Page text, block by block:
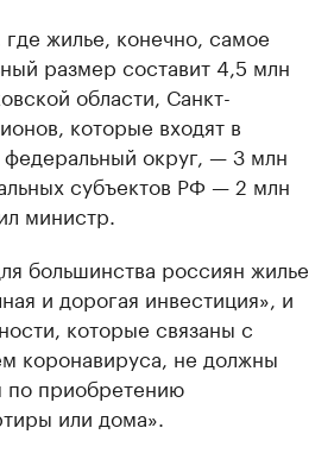
жилье, конечно, самое
размер составит 4,5 млн
области, Санкт-
которые входят в
округ, — 3 млн
субъектов РФ — 2 млн
министр.
большинства россиян жилье
и дорогая инвестиция», и
которые связаны с
коронавируса, не должны
по приобретению
или дома».